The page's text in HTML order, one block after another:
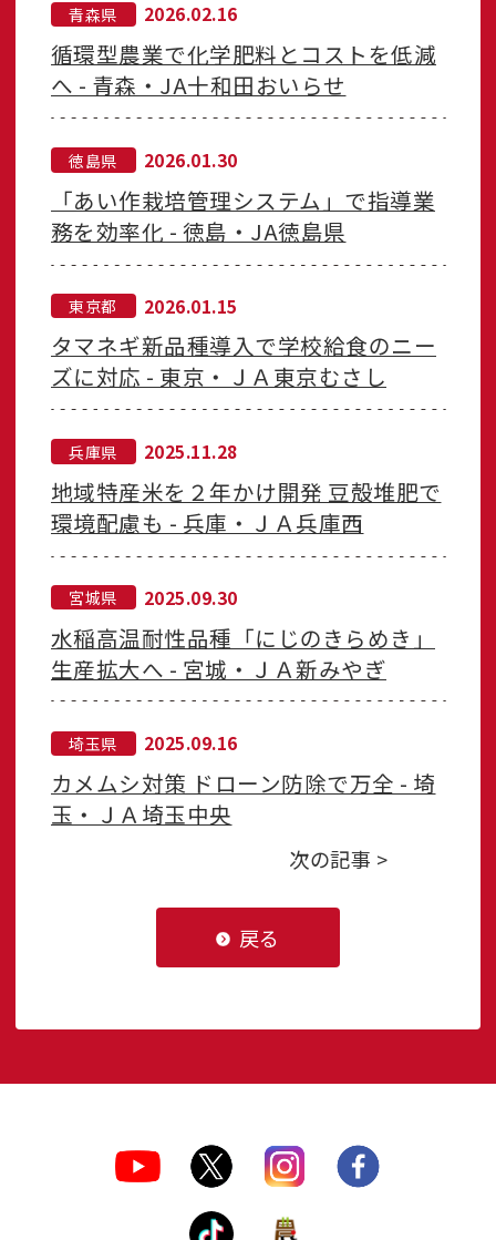
青森県 2026.02.16
循環型農業で化学肥料とコストを低減
へ - 青森・JA十和田おいらせ
徳島県 2026.01.30
「あい作栽培管理システム」で指導業
務を効率化 - 徳島・JA徳島県
東京都 2026.01.15
タマネギ新品種導入で学校給食のニー
ズに対応 - 東京・ＪＡ東京むさし
兵庫県 2025.11.28
地域特産米を２年かけ開発 豆殻堆肥で
環境配慮も - 兵庫・ＪＡ兵庫西
宮城県 2025.09.30
水稲高温耐性品種「にじのきらめき」
生産拡大へ - 宮城・ＪＡ新みやぎ
埼玉県 2025.09.16
カメムシ対策 ドローン防除で万全 - 埼
玉・ＪＡ埼玉中央
次の記事 >
戻る